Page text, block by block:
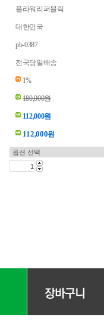
플라워리퍼블릭
대한민국
pb-0387
전국당일배송
1%
180,000원
112,000원
112,000원